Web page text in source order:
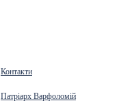
Контакти
Патріарх Варфоломій